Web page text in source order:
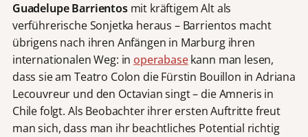
Guadelupe Barrientos mit kräftigem Alt als
verführerische Sonjetka heraus – Barrientos macht
übrigens nach ihren Anfängen in Marburg ihren
internationalen Weg: inoperabasekann man lesen,
dass sie am Teatro Colon die Fürstin Bouillon in Adriana
Lecouvreur und den Octavian singt – die Amneris in
Chile folgt. Als Beobachter ihrer ersten Auftritte freut
man sich, dass man ihr beachtliches Potential richtig